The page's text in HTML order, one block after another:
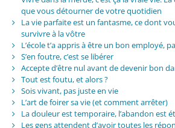
que vous détourner de votre quotidien
La vie parfaite est un fantasme, ce dont
survivre à la vôtre
L’école t’a appris à être un bon employé,
S’en foutre, c’est se libérer
Accepte d’être nul avant de devenir bon
Tout est foutu, et alors ?
Sois vivant, pas juste en vie
L’art de foirer sa vie (et comment arrêter)
La douleur est temporaire, l’abandon est
Les gens attendent d’avoir toutes les